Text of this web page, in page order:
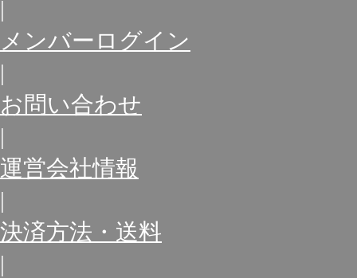
|
メンバーログイン
|
お問い合わせ
|
運営会社情報
|
決済方法・送料
|